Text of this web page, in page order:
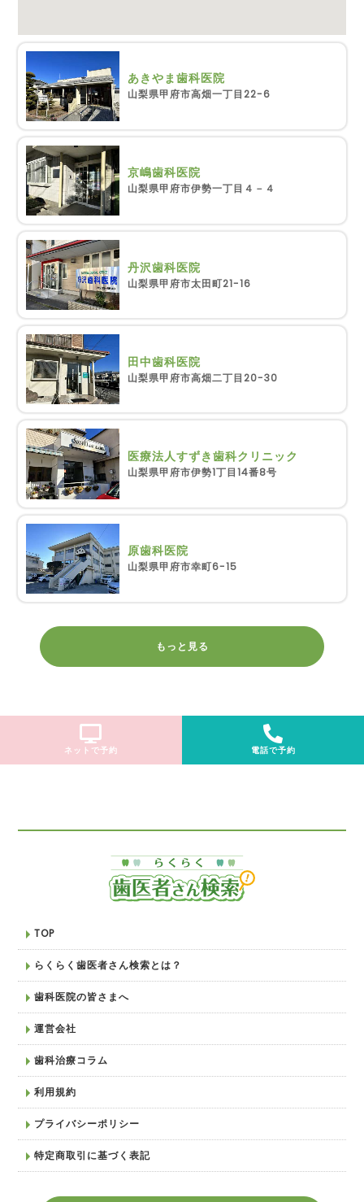
あきやま歯科医院
山梨県甲府市高畑一丁目22-6
京嶋歯科医院
山梨県甲府市伊勢一丁目４－４
丹沢歯科医院
山梨県甲府市太田町21-16
田中歯科医院
山梨県甲府市高畑二丁目20-30
医療法人すずき歯科クリニック
山梨県甲府市伊勢1丁目14番8号
原歯科医院
山梨県甲府市幸町6-15
もっと見る
ネットで予約 電話で予約
TOP
らくらく歯医者さん検索とは？
歯科医院の皆さまへ
運営会社
歯科治療コラム
利用規約
プライバシーポリシー
特定商取引に基づく表記